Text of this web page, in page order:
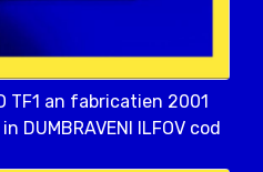
TF1 an fabricatien 2001
DUMBRAVENI ILFOV cod